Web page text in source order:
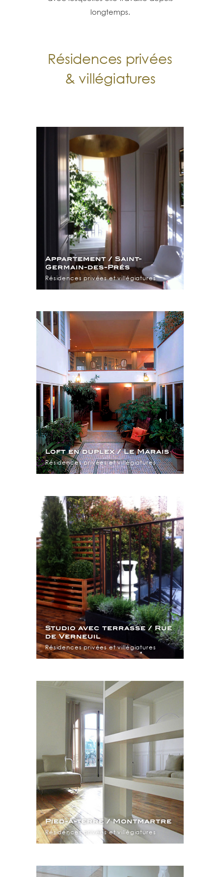
longtemps.
Résidences privées
& villégiatures
Appartement / Saint-
Germain-des-Prés
Résidences privées et villégiatures
Loft en duplex / Le Marais
Résidences privées et villégiatures
Studio avec terrasse / Rue
de Verneuil
Résidences privées et villégiatures
Pied-à-terre / Montmartre
Résidences privées et villégiatures